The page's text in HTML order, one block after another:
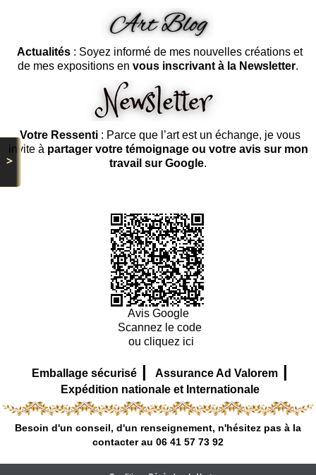
>
Actualités : Soyez informé de mes nouvelles créations et
de mes expositions en vous inscrivant à la Newsletter.
Votre Ressenti: Parce que l’art est un échange, je vous
invite à partager votre témoignage ou votre avis sur mon
travail sur Google.
Avis Google
Scannez le code
ou cliquez ici
Emballage sécurisé | Assurance Ad Valorem |
Expédition nationale et Internationale
Besoin d'un conseil, d'un renseignement, n'hésitez pas à la
contacter au 06 41 57 73 92